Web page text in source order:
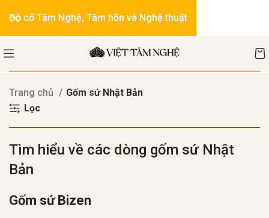
Trang chủ
Gốm sứ Nhật Bản
Lọc
Tìm hiểu về các dòng gốm sứ Nhật
Bản
Gốm sứ Bizen
Đồ cổ Tâm Nghệ, Tâm hồn và Nghệ thuật